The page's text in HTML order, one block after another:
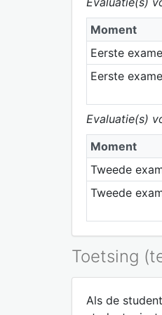
Moment
Eerste
Eerste
Evaluatie(s)
Moment
Tweede
Tweede
Toetsing
Als de